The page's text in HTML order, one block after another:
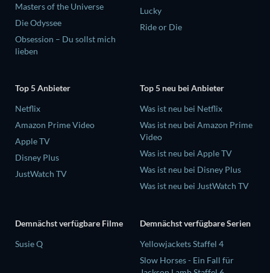
Masters of the Universe
Die Odyssee
Obsession – Du sollst mich
lieben
Lucky
Ride or Die
Top 5 Anbieter
Netflix
Amazon Prime Video
Apple TV
Disney Plus
JustWatch TV
Top 5 neu bei Anbieter
Was ist neu bei Netflix
Was ist neu bei Amazon Prime
Video
Was ist neu bei Apple TV
Was ist neu bei Disney Plus
Was ist neu bei JustWatch TV
Demnächst verfügbare Filme
Susie Q
Demnächst verfügbare Serien
Yellowjackets Staffel 4
Slow Horses - Ein Fall für